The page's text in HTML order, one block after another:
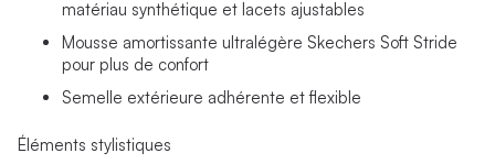
matériau synthétique et lacets ajustables
Mousse amortissante ultralégère Skechers Soft Stride
pour plus de confort
Semelle extérieure adhérente et flexible
Éléments stylistiques